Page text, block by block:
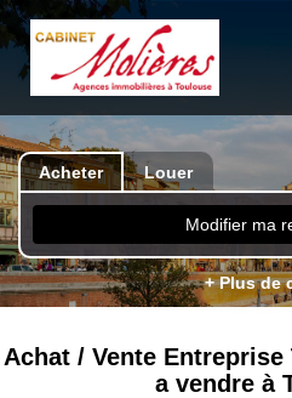
Acheter Louer
Modifier ma
+ Plus de
Achat / Vente
a vendre à